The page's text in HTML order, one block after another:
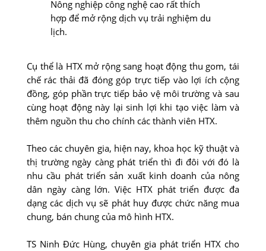
Nông nghiệp công nghệ cao rất thích
hợp để mở rộng dịch vụ trải nghiệm du
lịch.
Cụ thể là HTX mở rộng sang hoạt động thu gom, tái
chế rác thải đã đóng góp trực tiếp vào lợi ích cộng
đồng, góp phần trực tiếp bảo vệ môi trường và sau
cùng hoạt động này lại sinh lợi khi tạo việc làm và
thêm nguồn thu cho chính các thành viên HTX.
Theo các chuyên gia, hiện nay, khoa học kỹ thuật và
thị trường ngày càng phát triển thì đi đôi với đó là
nhu cầu phát triển sản xuất kinh doanh của nông
dân ngày càng lớn. Việc HTX phát triển được đa
dạng các dịch vụ sẽ phát huy được chức năng mua
chung, bán chung của mô hình HTX.
TS Ninh Đức Hùng, chuyên gia phát triển HTX cho